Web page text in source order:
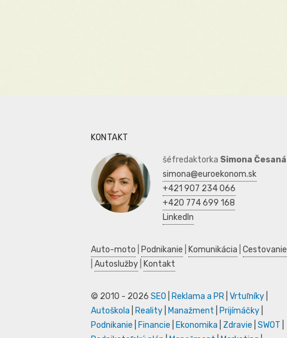
KONTAKT
šéfredaktorka Simona Česaná
simona@euroekonom.sk
+421 907 234 066
+420 774 699 168
LinkedIn
Auto-moto Podnikanie Komunikácia Cestovanie
Autoslužby Kontakt
© 2010 - 2026 SEO Reklama a PR Vrtuľníky
Autoškola
Reality Manažment Prijímáčky
Podnikanie
Financie Ekonomika Zdravie SWOT